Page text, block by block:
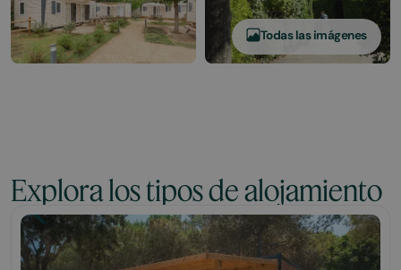
Todas las imágenes
Explora los tipos de alojamiento
Bungalow